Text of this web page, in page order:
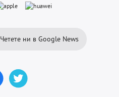
Четете ни в Google News